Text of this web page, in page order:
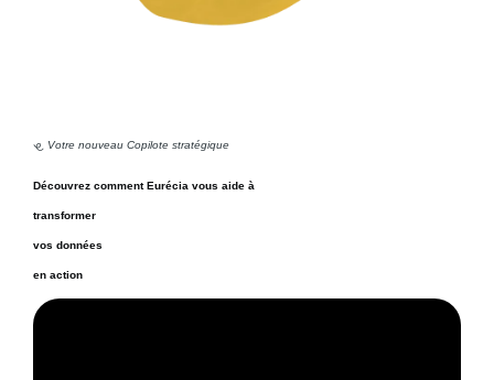
Votre nouveau Copilote stratégique
Découvrez comment Eurécia vous aide à
transformer
vos données
en action